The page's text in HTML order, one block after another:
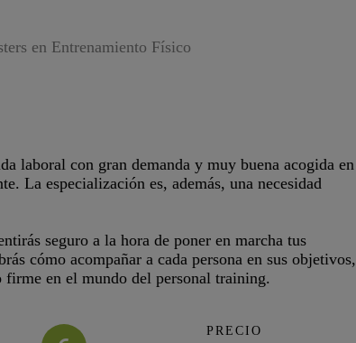
en Entrenamiento Físico
laboral con gran demanda y muy buena acogida en
La especialización es, además, una necesidad
seguro a la hora de poner en marcha tus
cómo acompañar a cada persona en sus objetivos,
firme en el mundo del personal training.
PRECIO